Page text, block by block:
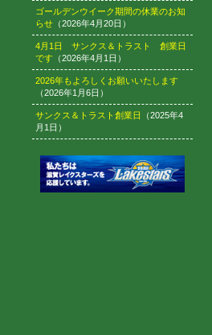
ゴールデンウイーク期間の休業のお知
らせ （2026年4月20日）
4月1日 サンクス＆トラスト 創業日
です （2026年4月1日）
2026年もよろしくお願いいたします
（2026年1月6日）
サンクス＆トラスト創業日
（2025年4
月1日）